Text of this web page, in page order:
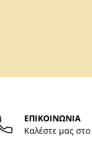
ΕΠΙΚΟΙΝΩΝΙΑ
Καλέστε μας στο